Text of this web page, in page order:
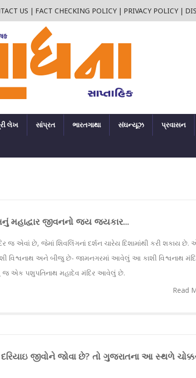
US | FACT CHECKING POLICY | PRIVACY POLICY |
લેખ સાંપ્રત ભારતગાથા સંઘન્યૂઝ પ્રવાસન
મહાદ્વાર જીવનનો જય જયકાર...
જ એવાં છે, જેમાં શિવલિંગનાં દર્શન ચારેય દિશામાંથી કરી શકાય
વિશ્વનાથ અને બીજુ છે- જામનગરમાં આવેલું આ કાશી વિશ્વનાથ
જ એક પશુપતિનાથ મહાદેવ મંદિર આવેલું છે.
Read
દરિયાઇ જીવોને જોવા છે? તો ગુજરાતના આ સ્થળે